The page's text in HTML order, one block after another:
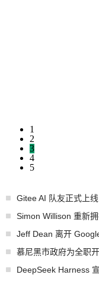
1
2
3
4
5
Gitee AI 队友正式上
Simon Willison 重新
Jeff Dean 离开
慕尼黑市政府为全职